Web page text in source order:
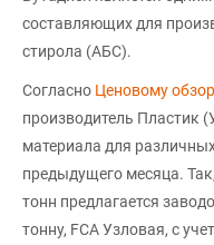
составляющих для
стирола (АБС).
Согласно Ценовому
производитель Пластик
материала для
предыдущего месяца.
тонн предлагается
тонну, FCA Узловая, с